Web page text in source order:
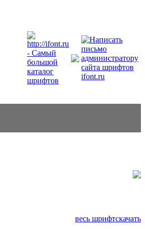
весь шрифтскачать